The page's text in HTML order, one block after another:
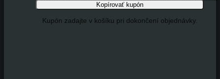
Kopírovať kupón
Kupón zadajte v košíku pri dokončení objednávky.